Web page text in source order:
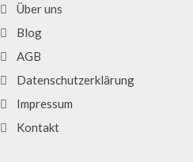
Über uns
Blog
AGB
Datenschutzerklärung
Impressum
Kontakt